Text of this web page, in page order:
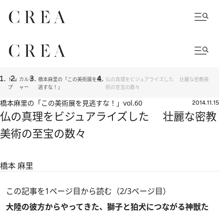
トッ
プ
カルチ
ャー
橋本麻里の「この美術展を見
逃すな！」
仏の真理をビジュアライズした 壮麗な密教美
術の至宝の数々
橋本麻里の「この美術展を見逃すな！」 vol.60 2014.11.15
仏の真理をビジュアライズした 壮麗な密教
美術の至宝の数々
橋本 麻里
この記事を1ページ目から読む（2/3ページ目）
大陸の彼方からやってきた、獅子と狛犬につながる神獣た